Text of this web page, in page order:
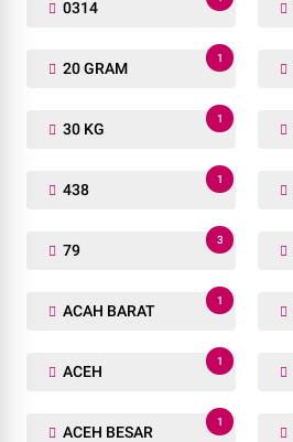
0314
20 GRAM
1
30 KG
1
438
1
79
3
ACAH BARAT
1
ACEH
1
ACEH BESAR
1